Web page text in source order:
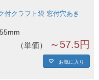
付クラフト袋 窓付穴あき
単価 ～57.5円
お気に入り